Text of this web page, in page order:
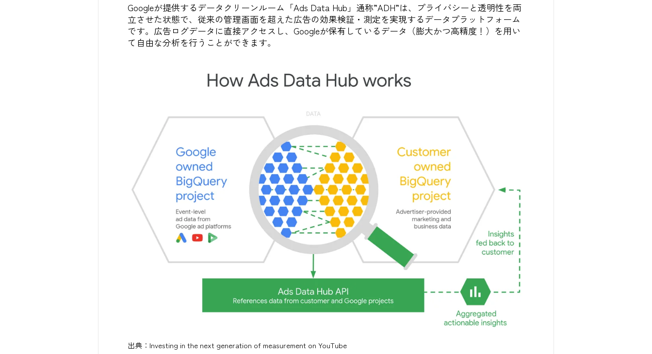
Googleが提供するデータクリーンルーム「Ads Data Hub」通称”ADH”は、プライバシーと透明性を両
立させた状態で、従来の管理画面を超えた広告の効果検証・測定を実現するデータプラットフォーム
です。広告ログデータに直接アクセスし、Googleが保有しているデータ（膨大かつ高精度！）を用い
て自由な分析を行うことができます。
出典： Investing in the next generation of measurement on YouTube